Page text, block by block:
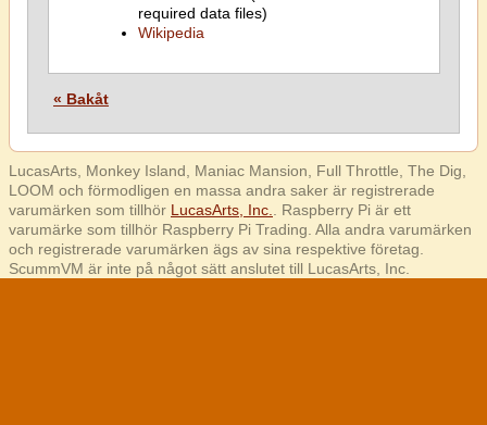
required data files)
Wikipedia
« Bakåt
LucasArts, Monkey Island, Maniac Mansion, Full Throttle, The Dig,
LOOM och förmodligen en massa andra saker är registrerade
varumärken som tillhör LucasArts, Inc.
. Raspberry Pi är ett
varumärke som tillhör Raspberry Pi Trading. Alla andra varumärken
och registrerade varumärken ägs av sina respektive företag.
ScummVM är inte på något sätt anslutet till LucasArts, Inc.